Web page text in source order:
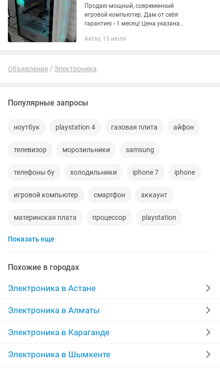
Продаю мощный, современный
игровой компьютер. Дам от себя
гарантию - 1 месяц! Цена указана
клавиатуру и мышку можно купить
Актау, 15 июля
Объявления Электроника
Популярные запросы
ноутбук playstation 4 газовая плита айфон
телевизор морозильники samsung
телефоны бу холодильники iphone 7 iphone
игровой компьютер смартфон аккаунт
материнская плата процессор playstation
стиральная машина
радиодетали ремонт холодильников
iphone 6 кислородный концентратор
Показать еще
Похожие в городах
Электроника в Астане
Электроника в Алматы
Электроника в Караганде
Электроника в Шымкенте